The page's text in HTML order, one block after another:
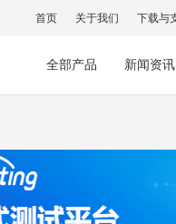
首页 关于我们 下载与
全部产品 新闻资讯